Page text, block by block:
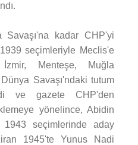
Savaşı'na kadar CHP'yi
seçimleriyle Meclis'e
Menteşe, Muğla
Savaşı'ndaki tutum
ve gazete CHP'den
yönelince, Abidin
seçimlerinde aday
1945'te Yunus Nadi